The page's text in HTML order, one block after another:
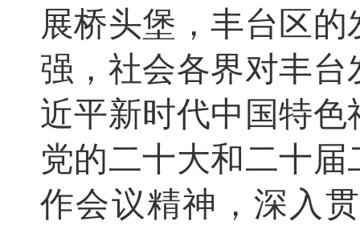
展桥头堡，丰台区
强，社会各界对丰
近平新时代中国特
党的二十大和二十
作会议精神，深入